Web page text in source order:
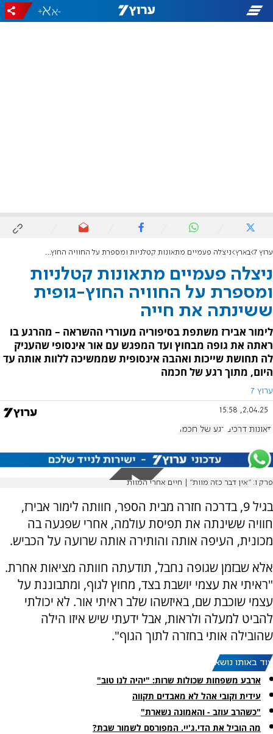
-
+
ערוץ 7 בארץ ניצלה פעמיים מתאונות קטלניות ומספרת על החוויה החוץ-גופית ששינתה את חייה
ניצלה פעמיים מתאונות קטלניות
ומספרת על החוויה החוץ-גופית
ששינתה את חייה
לימור אבירז משתפת בסיפוריה מעוררי ההשראה – מהרגע בו
ראתה את גופה מבחוץ ועד המפגש עם אור אינסופי שהעניק
לה תחושת שייכות ואהבה אינסופית שממשיכה ללוות אותה עד
היום, מתוך רגע של חכמה
ערוץ 7
2.04.25, 15:58
תאונות דרכים רגע של חכמה
פרק 1: "אין דבר כזה מוות" | חיים אחרי המוות
בגיל 9, בדרכה חזרה מבית הספר, חוותה לימור אבירז,
חוויה ששינתה את תפיסת עולמה, אחרי שפגעה בה
מכונית, העיפה אותה והותירה אותה שרועה על הכביש.
אלא שבזמן שגופה נחבל, תודעתה חוותה מציאות אחרת.
"ראיתי את עצמי יושבת בצד, מחוץ לגוף, ומתבוננת על
עצמי שוכבת שם, באיזשהו שלב ראיתי אור. לא יכולתי
להביט למעלה ולראות, אבל ידעתי שיש איזו הילה
שהובילה אותי בחזרה לתוך הגוף".
עוד באותו נושא:
ארבע משפחות שכולות שרות: "יהיה לנו טוב"
עידית וקובי אהל לא מאבדים תקווה
"כשהרב עוזב - והאמונה נשארת"
מה הוביל את הדי.ג'יי. המפורסם לשמור שבת?